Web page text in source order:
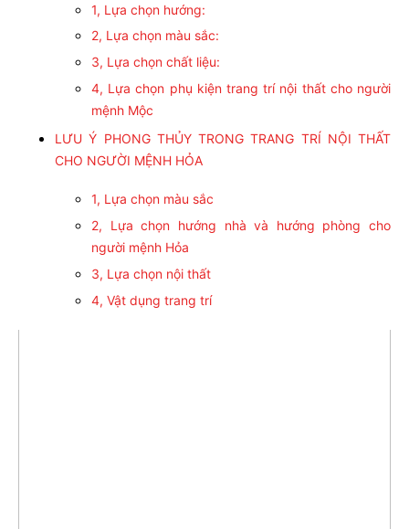
1, Lựa chọn hướng:
2, Lựa chọn màu sắc:
3, Lựa chọn chất liệu:
4, Lựa chọn phụ kiện trang trí nội thất cho người
mệnh Mộc
LƯU Ý PHONG THỦY TRONG TRANG TRÍ NỘI THẤT
CHO NGƯỜI MỆNH HỎA
1, Lựa chọn màu sắc
2, Lựa chọn hướng nhà và hướng phòng cho
người mệnh Hỏa
3, Lựa chọn nội thất
4, Vật dụng trang trí